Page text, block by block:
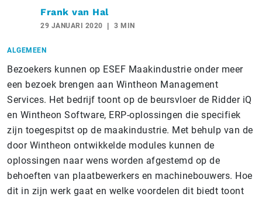
Frank van Hal
29 JANUARI 2020 3 MIN
ALGEMEEN
Bezoekers kunnen op ESEF Maakindustrie onder meer
een bezoek brengen aan Wintheon Management
Services. Het bedrijf toont op de beursvloer de Ridder iQ
en Wintheon Software, ERP-oplossingen die specifiek
zijn toegespitst op de maakindustrie. Met behulp van de
door Wintheon ontwikkelde modules kunnen de
oplossingen naar wens worden afgestemd op de
behoeften van plaatbewerkers en machinebouwers. Hoe
dit in zijn werk gaat en welke voordelen dit biedt toont